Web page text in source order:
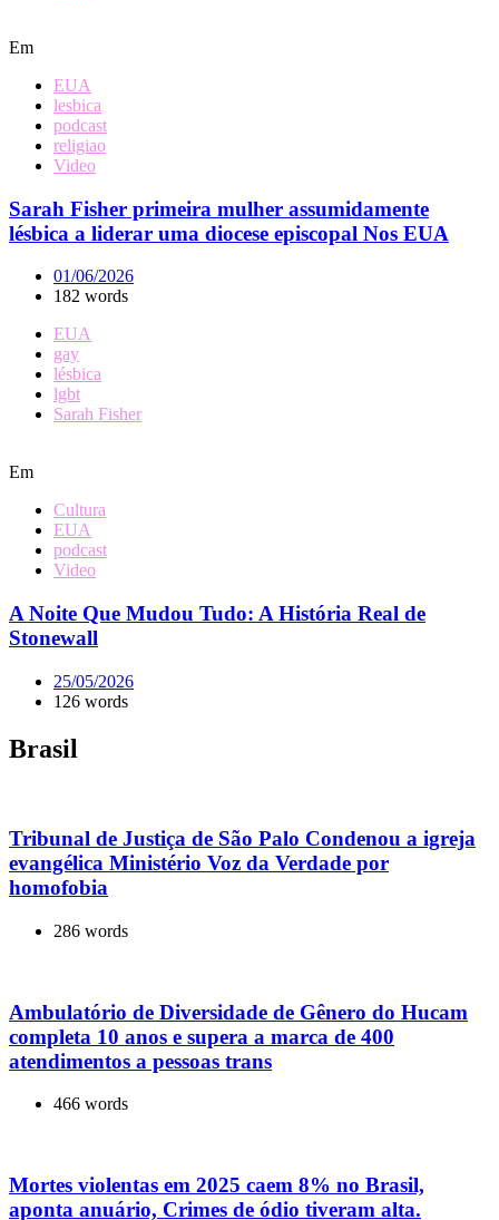
Em
EUA
lesbica
podcast
religiao
Video
Sarah Fisher primeira mulher assumidamente
lésbica a liderar uma diocese episcopal Nos EUA
01/06/2026
182 words
EUA
gay
lésbica
lgbt
Sarah Fisher
Em
Cultura
EUA
podcast
Video
A Noite Que Mudou Tudo: A História Real de
Stonewall
25/05/2026
126 words
Brasil
Tribunal de Justiça de São Palo Condenou a igreja
evangélica Ministério Voz da Verdade por
homofobia
286 words
Ambulatório de Diversidade de Gênero do Hucam
completa 10 anos e supera a marca de 400
atendimentos a pessoas trans
466 words
Mortes violentas em 2025 caem 8% no Brasil,
aponta anuário, Crimes de ódio tiveram alta.